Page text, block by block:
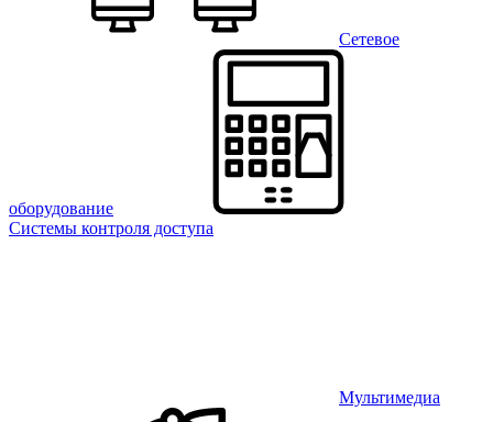
Сетевое
оборудование
Системы контроля доступа
Мультимедиа